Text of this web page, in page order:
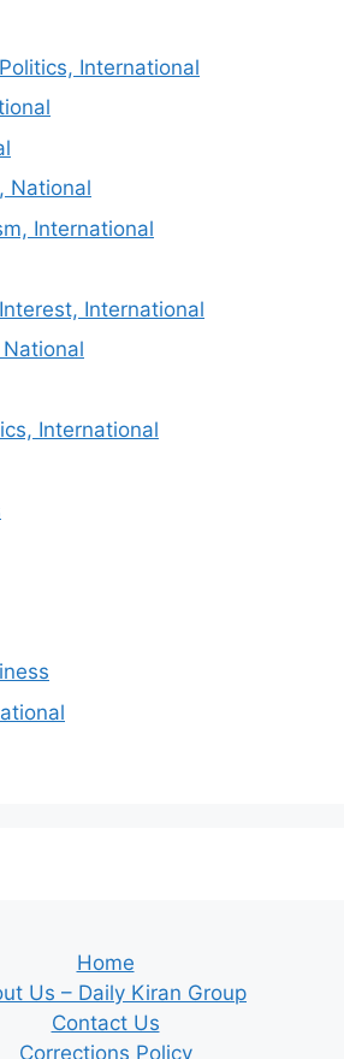
International
National
International
International
International
Home
Us – Daily Kiran Group
Contact Us
Corrections Policy